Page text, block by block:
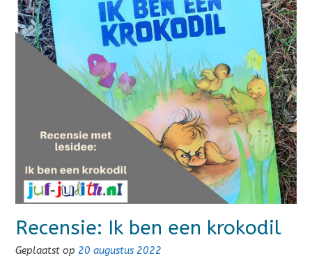
Recensie: Ik ben een krokodil
Geplaatst op 20 augustus 2022